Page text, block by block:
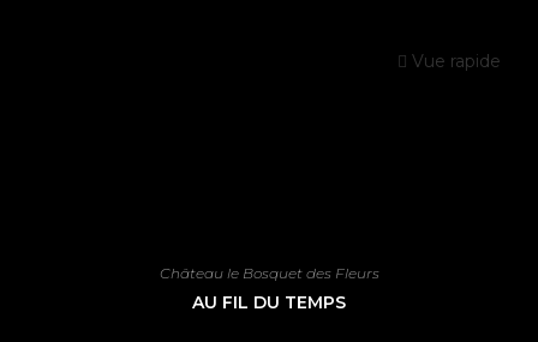
Vue rapide
Château le Bosquet des Fleurs
AU FIL DU TEMPS